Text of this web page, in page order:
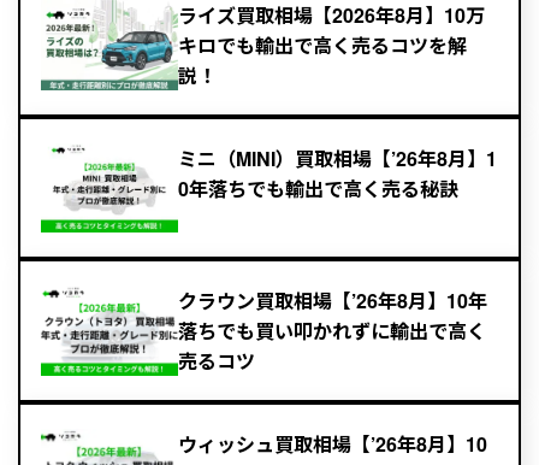
ライズ買取相場【2026年8月】10万
キロでも輸出で高く売るコツを解
説！
ミニ（MINI）買取相場【’26年8月】1
0年落ちでも輸出で高く売る秘訣
クラウン買取相場【’26年8月】10年
落ちでも買い叩かれずに輸出で高く
売るコツ
ウィッシュ買取相場【’26年8月】10